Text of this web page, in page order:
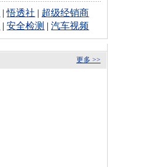
|悟透社 | 超级经销商
|安全检测 |汽车视频
更多 >>